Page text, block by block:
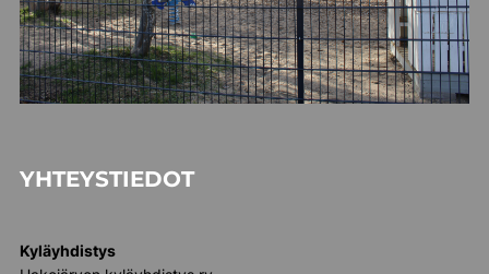
YHTEYSTIEDOT
Kyläyhdistys